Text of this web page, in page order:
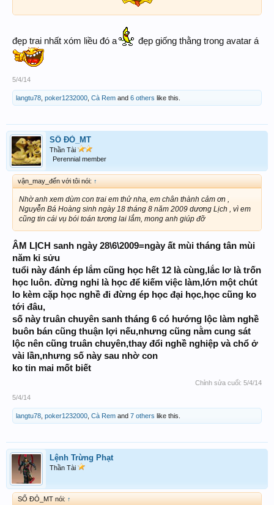
đẹp trai nhất xóm liều đó a đẹp giống thằng trong avatar á
5/4/14
langtu78 poker1232000 Cà Rem and 6 others like this.
SỐ ĐỎ_MT
Thần Tài
Perennial member
vận_may_đến với tôi nói: ↑
Nhờ anh xem dùm con trai em thử nha, em chân thành cảm ơn ,
Nguyễn Bá Hoàng sinh ngày 18 tháng 8 năm 2009 dương Lịch , vì em
cũng tin cái vụ bói toán tương lai lắm, mong anh giúp đỡ
ÂM LỊCH sanh ngày 28\6\2009=ngày ất mùi tháng tân mùi
năm kỉ sửu
tuổi này đánh ép lắm cũng học hết 12 là cùng,lắc lơ là trốn
học luôn. đừng nghỉ là học để kiếm việc làm,lớn một chút
lo kèm cặp học nghề đi đừng ép học đại học,học cũng ko
tới đâu,
số này truân chuyên sanh tháng 6 có hướng lộc làm nghề
buôn bán cũng thuận lợi nếu,nhưng cũng nằm cung sát
lộc nên cũng truân chuyên,thay đổi nghề nghiệp và chổ ở
vài lần,nhưng số này sau nhờ con
ko tin mai mốt biết
Chỉnh sửa cuối: 5/4/14
5/4/14
langtu78 poker1232000 Cà Rem and 7 others like this.
Lệnh Trừng Phạt
Thần Tài
SỐ ĐỎ_MT nói: ↑